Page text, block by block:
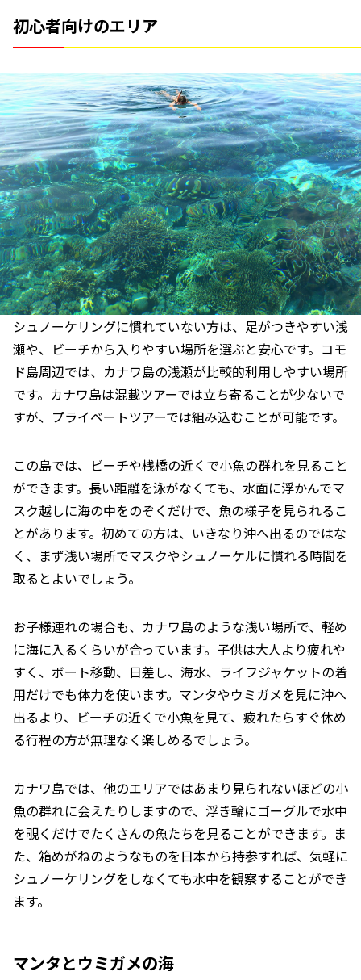
初心者向けのエリア
シュノーケリングに慣れていない方は、足がつきやすい浅
瀬や、ビーチから入りやすい場所を選ぶと安心です。コモ
ド島周辺では、カナワ島の浅瀬が比較的利用しやすい場所
です。カナワ島は混載ツアーでは立ち寄ることが少ないで
すが、プライベートツアーでは組み込むことが可能です。
この島では、ビーチや桟橋の近くで小魚の群れを見ること
ができます。長い距離を泳がなくても、水面に浮かんでマ
スク越しに海の中をのぞくだけで、魚の様子を見られるこ
とがあります。初めての方は、いきなり沖へ出るのではな
く、まず浅い場所でマスクやシュノーケルに慣れる時間を
取るとよいでしょう。
お子様連れの場合も、カナワ島のような浅い場所で、軽め
に海に入るくらいが合っています。子供は大人より疲れや
すく、ボート移動、日差し、海水、ライフジャケットの着
用だけでも体力を使います。マンタやウミガメを見に沖へ
出るより、ビーチの近くで小魚を見て、疲れたらすぐ休め
る行程の方が無理なく楽しめるでしょう。
カナワ島では、他のエリアではあまり見られないほどの小
魚の群れに会えたりしますので、浮き輪にゴーグルで水中
を覗くだけでたくさんの魚たちを見ることができます。ま
た、箱めがねのようなものを日本から持参すれば、気軽に
シュノーケリングをしなくても水中を観察することができ
ます。
マンタとウミガメの海